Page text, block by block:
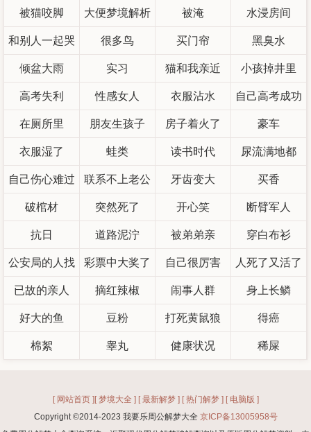
流血
被猫咬脚 大便梦境解析 被淹 水浸房间
和别人一起哭
丧
很多鸟 买门帘 黑臭水
倾盆大雨 实习 猫和我亲近 小孩掉井里
高考失利 性感女人 衣服沾水 自己高考成功
在厕所里 朋友生孩子 房子着火了 豪车
衣服湿了 蛙类 读书时代 尿流满地都
自己伤心难过 联系不上老公
了
牙齿变大 买香
破棺材 突然死了 开心笑 断臂军人
抗日 道路泥泞 被弟弟亲 穿白布衫
公安局的人找
我
彩票中大奖了 自己很厉害 人死了又活了
已故的亲人 摘红辣椒 闹事人群 身上长鳞
好大的鱼 豆粉 打死黄鼠狼 得癌
棉絮 睾丸 健康状况 稀屎
[ 网站首页 ] [ 梦境大全 ] [ 最新解梦 ] [ 热门解梦 ] [ 电脑版 ]
Copyright ©2014-2023 我要乐周公解梦大全 京ICP备13005958号